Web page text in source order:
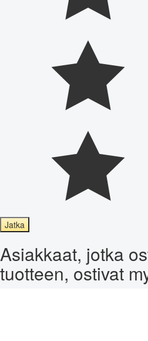
Jatka
Asiakkaat, jotka
tuotteen, ostivat